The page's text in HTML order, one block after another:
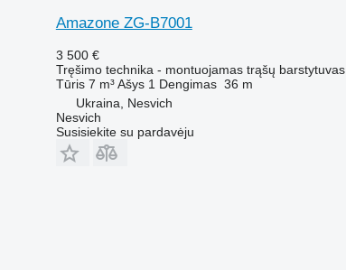
Amazone ZG-B7001
3 500 €
Tręšimo technika - montuojamas trąšų barstytuvas
Tūris 7 m³ Ašys 1 Dengimas 36 m
Ukraina, Nesvich
Nesvich
Susisiekite su pardavėju